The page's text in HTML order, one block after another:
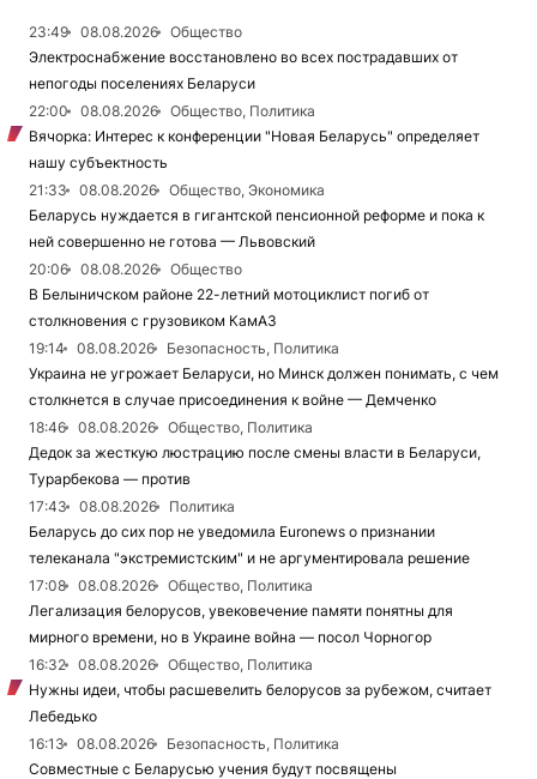
23:49 08.08.2026
Общество
Электроснабжение восстановлено во всех пострадавших от
непогоды поселениях Беларуси
22:00
08.08.2026
Общество, Политика
Вячорка: Интерес к конференции "Новая Беларусь" определяет
нашу субъектность
21:33
08.08.2026
Общество, Экономика
Беларусь нуждается в гигантской пенсионной реформе и пока к
ней совершенно не готова — Львовский
20:06
08.08.2026
Общество
В Белыничском районе 22-летний мотоциклист погиб от
столкновения с грузовиком КамАЗ
19:14
08.08.2026
Безопасность, Политика
Украина не угрожает Беларуси, но Минск должен понимать, с чем
столкнется в случае присоединения к войне — Демченко
18:46
08.08.2026
Общество, Политика
Дедок за жесткую люстрацию после смены власти в Беларуси,
Турарбекова — против
17:43
08.08.2026
Политика
Беларусь до сих пор не уведомила Euronews о признании
телеканала "экстремистским" и не аргументировала решение
17:08
08.08.2026
Общество, Политика
Легализация белорусов, увековечение памяти понятны для
мирного времени, но в Украине война — посол Чорногор
16:32
08.08.2026
Общество, Политика
Нужны идеи, чтобы расшевелить белорусов за рубежом, считает
Лебедько
16:13
08.08.2026
Безопасность, Политика
Совместные с Беларусью учения будут посвящены